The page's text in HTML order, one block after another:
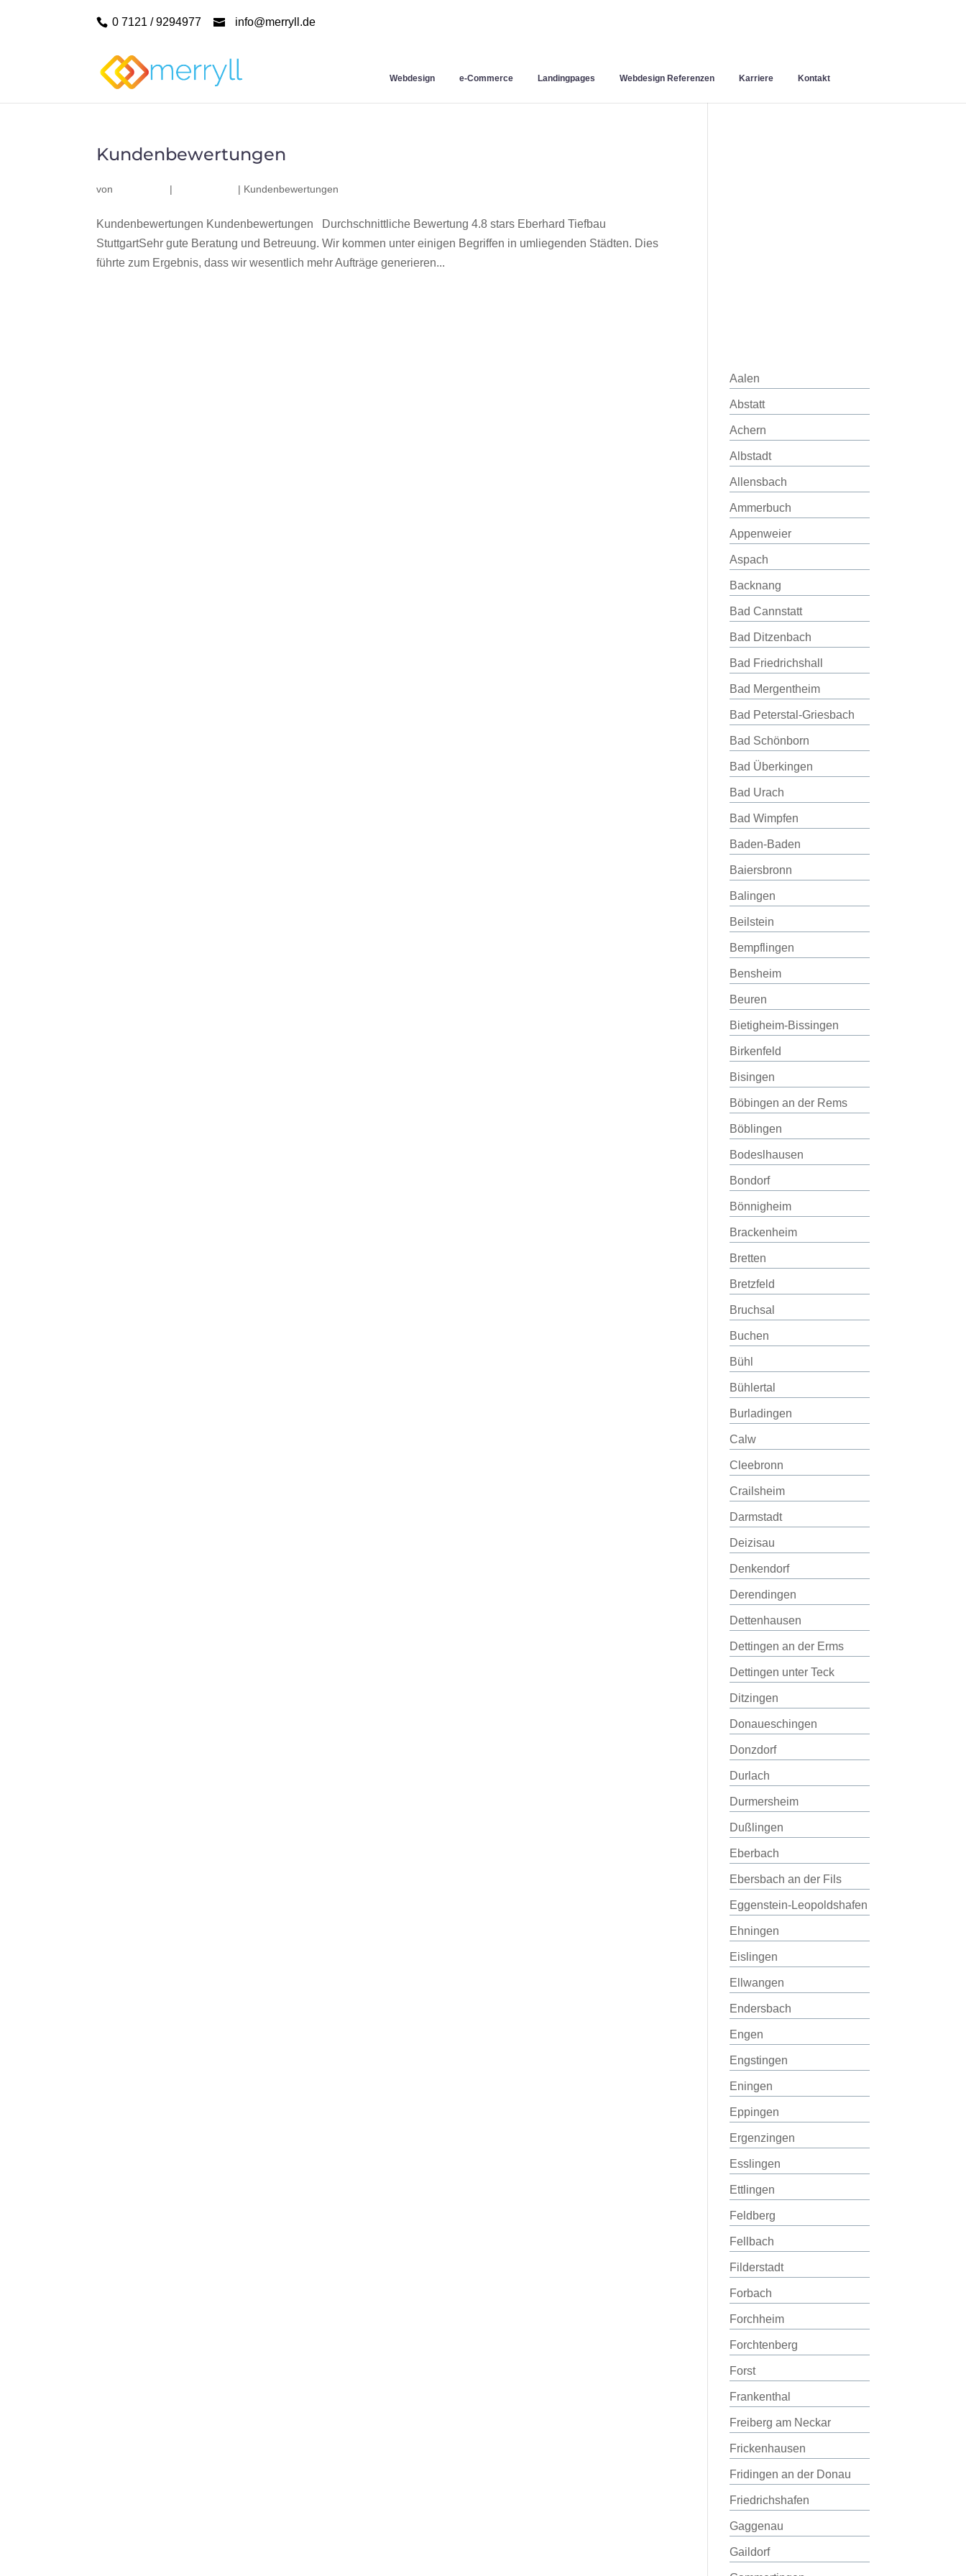
0 7121 / 9294977 info@merryll.de
Webdesign e-Commerce Landingpages Webdesign Referenzen Karriere Kontakt
Kundenbewertungen
von | | Kundenbewertungen
Kundenbewertungen Kundenbewertungen Durchschnittliche Bewertung 4.8 stars Eberhard Tiefbau
StuttgartSehr gute Beratung und Betreuung. Wir kommen unter einigen Begriffen in umliegenden Städten. Dies
führte zum Ergebnis, dass wir wesentlich mehr Aufträge generieren...
Aalen
Abstatt
Achern
Albstadt
Allensbach
Ammerbuch
Appenweier
Aspach
Backnang
Bad Cannstatt
Bad Ditzenbach
Bad Friedrichshall
Bad Mergentheim
Bad Peterstal-Griesbach
Bad Schönborn
Bad Überkingen
Bad Urach
Bad Wimpfen
Baden-Baden
Baiersbronn
Balingen
Beilstein
Bempflingen
Bensheim
Beuren
Bietigheim-Bissingen
Birkenfeld
Bisingen
Böbingen an der Rems
Böblingen
Bodeslhausen
Bondorf
Bönnigheim
Brackenheim
Bretten
Bretzfeld
Bruchsal
Buchen
Bühl
Bühlertal
Burladingen
Calw
Cleebronn
Crailsheim
Darmstadt
Deizisau
Denkendorf
Derendingen
Dettenhausen
Dettingen an der Erms
Dettingen unter Teck
Ditzingen
Donaueschingen
Donzdorf
Durlach
Durmersheim
Dußlingen
Eberbach
Ebersbach an der Fils
Eggenstein-Leopoldshafen
Ehningen
Eislingen
Ellwangen
Endersbach
Engen
Engstingen
Eningen
Eppingen
Ergenzingen
Esslingen
Ettlingen
Feldberg
Fellbach
Filderstadt
Forbach
Forchheim
Forchtenberg
Forst
Frankenthal
Freiberg am Neckar
Frickenhausen
Fridingen an der Donau
Friedrichshafen
Gaggenau
Gaildorf